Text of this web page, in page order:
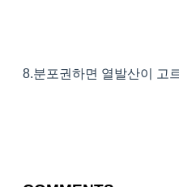
8.분포권하면 열발산이 고